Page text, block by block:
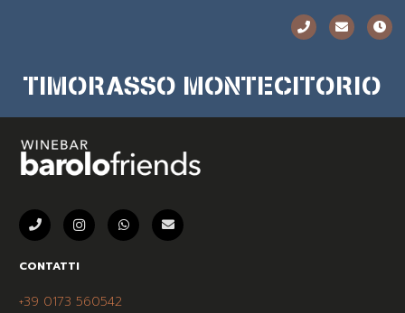
TIMORASSO MONTECITORIO
CONTATTI
+39 0173 560542